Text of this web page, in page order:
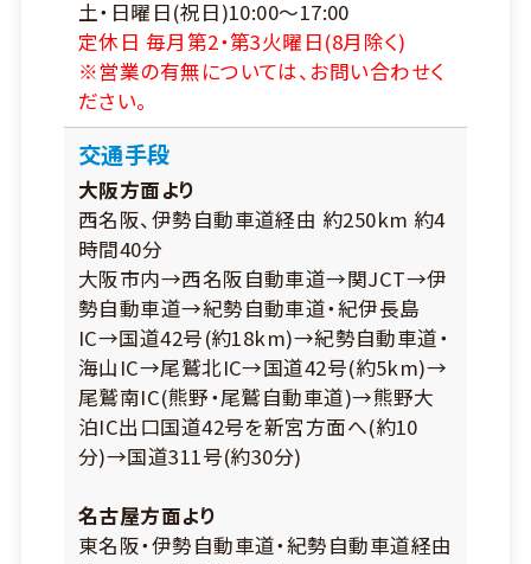
土・日曜日(祝日)10:00～17:00
定休日 毎月第2・第3火曜日(8月除く)
※営業の有無については、お問い合わせく
ださい。
交通手段
大阪方面より
西名阪、伊勢自動車道経由 約250km 約4
時間40分
大阪市内→西名阪自動車道→関JCT→伊
勢自動車道→紀勢自動車道・紀伊長島
IC→国道42号(約18km)→紀勢自動車道・
海山IC→尾鷲北IC→国道42号(約5km)→
尾鷲南IC(熊野・尾鷲自動車道)→熊野大
泊IC出口国道42号を新宮方面へ(約10
分)→国道311号(約30分)
名古屋方面より
東名阪・伊勢自動車道・紀勢自動車道経由